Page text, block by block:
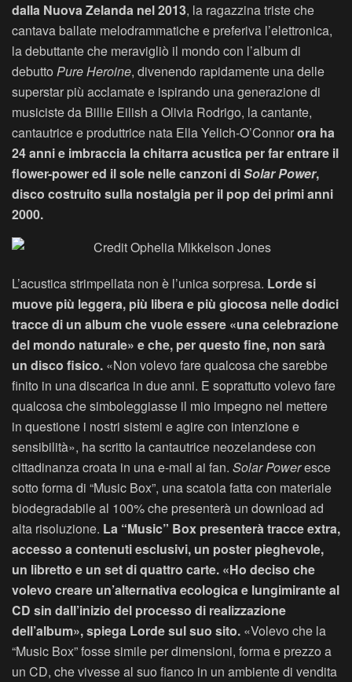
dalla Nuova Zelanda nel 2013, la ragazzina triste che
cantava ballate melodrammatiche e preferiva l’elettronica,
la debuttante che meravigliò il mondo con l’album di
debutto Pure Heroine, divenendo rapidamente una delle
superstar più acclamate e ispirando una generazione di
musiciste da Billie Eilish a Olivia Rodrigo, la cantante,
cantautrice e produttrice nata Ella Yelich-O’Connorora ha
24 anni e imbraccia la chitarra acustica per far entrare il
flower-power ed il sole nelle canzoni diSolar Power,
disco costruito sulla nostalgia per il pop dei primi anni
2000.
L’acustica strimpellata non è l’unica sorpresa. Lorde si
muove più leggera, più libera e più giocosa nelle dodici
tracce di un album che vuole essere «una celebrazione
del mondo naturale» e che, per questo fine, non sarà
un disco fisico. «Non volevo fare qualcosa che sarebbe
finito in una discarica in due anni. E soprattutto volevo fare
qualcosa che simboleggiasse il mio impegno nel mettere
in questione i nostri sistemi e agire con intenzione e
sensibilità», ha scritto la cantautrice neozelandese con
cittadinanza croata in una e-mail ai fan. Solar Poweresce
sotto forma di “Music Box”, una scatola fatta con materiale
biodegradabile al 100% che presenterà un download ad
alta risoluzione. La “Music” Box presenterà tracce extra,
accesso a contenuti esclusivi, un poster pieghevole,
un libretto e un set di quattro carte. «Ho deciso che
volevo creare un’alternativa ecologica e lungimirante al
CD sin dall’inizio del processo di realizzazione
dell’album», spiega Lorde sul suo sito. «Volevo che la
“Music Box” fosse simile per dimensioni, forma e prezzo a
un CD, che vivesse al suo fianco in un ambiente di vendita